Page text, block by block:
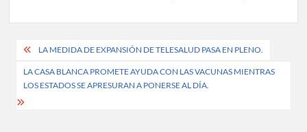
Post
navigation
LA MEDIDA DE EXPANSIÓN DE TELESALUD PASA EN PLENO.
LA CASA BLANCA PROMETE AYUDA CON LAS VACUNAS MIENTRAS
LOS ESTADOS SE APRESURAN A PONERSE AL DÍA.